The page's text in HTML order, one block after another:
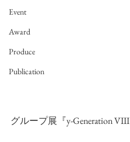
Event
Award
Produce
Publication
グループ展『y-Generation VIII